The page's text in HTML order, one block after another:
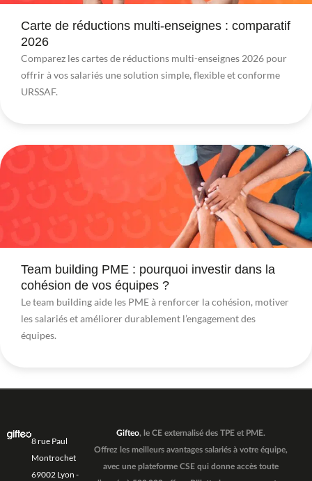
Carte de réductions multi-enseignes : comparatif
2026
Comparez les cartes de réductions multi-enseignes 2026 pour
offrir à vos salariés une solution simple, flexible et conforme
URSSAF.
Team building PME : pourquoi investir dans la
cohésion de vos équipes ?
Le team building aide les PME à renforcer la cohésion, motiver
les salariés et améliorer durablement l’engagement des
équipes.
8 rue Paul
Montrochet
69002 Lyon -
Gifteo, le CE externalisé des TPE et PME.
Offrez les meilleurs avantages salariés à votre équipe,
avec une plateforme CSE qui donne accès toute